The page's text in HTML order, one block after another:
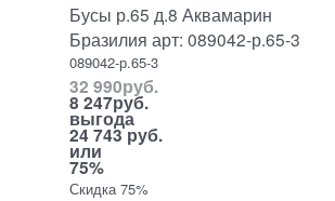
Бусы р.65 д.8 Аквамарин
Бразилия арт: 089042-р.65-3
089042-р.65-3
32 990руб.
8 247руб.
выгода
24 743 руб.
или
75%
Скидка 75%